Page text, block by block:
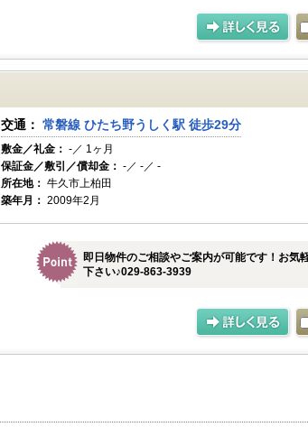
交通： 常磐線 ひたち野うしく駅 徒歩29分
敷金／礼金： -／ 1ヶ月
保証金／敷引／償却金： -／ -／ -
所在地： 牛久市上柏田
築年月： 2009年2月
即日物件のご相談やご案内が可能です！お気
下さい♪029-863-3939